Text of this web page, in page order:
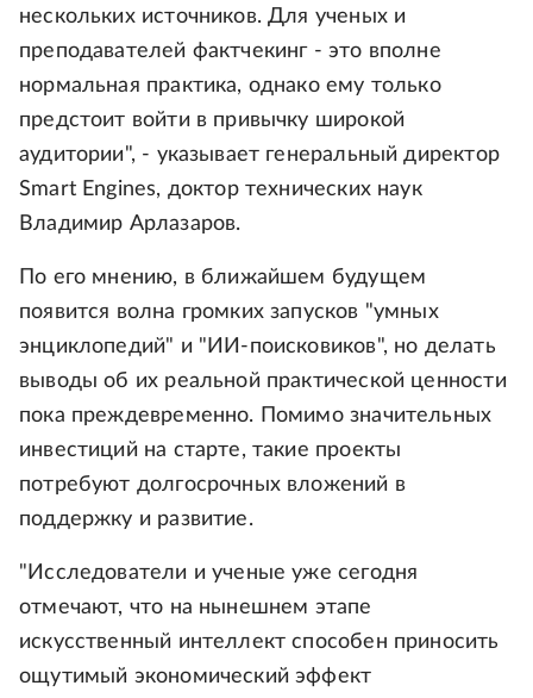
нескольких источников. Для ученых и
преподавателей фактчекинг - это вполне
нормальная практика, однако ему только
предстоит войти в привычку широкой
аудитории", - указывает генеральный директор
Smart Engines, доктор технических наук
Владимир Арлазаров.
По его мнению, в ближайшем будущем
появится волна громких запусков "умных
энциклопедий" и "ИИ-поисковиков", но делать
выводы об их реальной практической ценности
пока преждевременно. Помимо значительных
инвестиций на старте, такие проекты
потребуют долгосрочных вложений в
поддержку и развитие.
"Исследователи и ученые уже сегодня
отмечают, что на нынешнем этапе
искусственный интеллект способен приносить
ощутимый экономический эффект